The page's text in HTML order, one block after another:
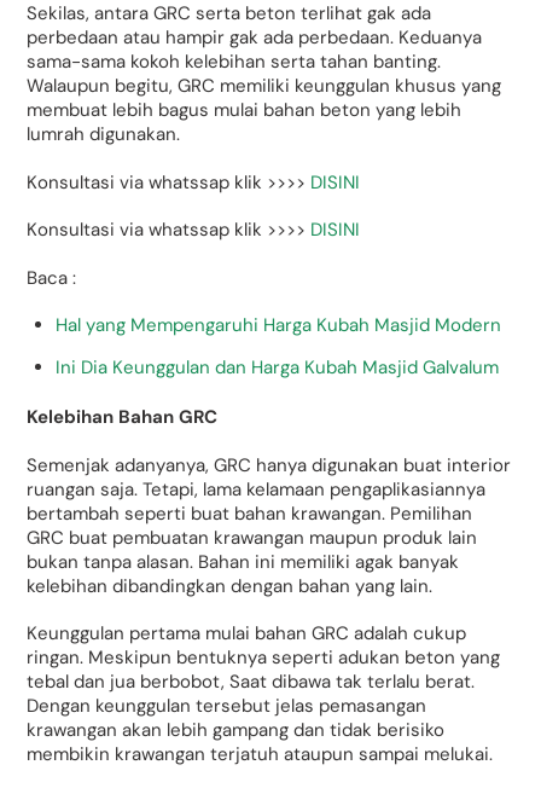
Sekilas, antara GRC serta beton terlihat gak ada
perbedaan atau hampir gak ada perbedaan. Keduanya
sama-sama kokoh kelebihan serta tahan banting.
Walaupun begitu, GRC memiliki keunggulan khusus yang
membuat lebih bagus mulai bahan beton yang lebih
lumrah digunakan.
Konsultasi via whatssap klik >>>> DISINI
Konsultasi via whatssap klik >>>> DISINI
Baca :
Hal yang Mempengaruhi Harga Kubah Masjid Modern
Ini Dia Keunggulan dan Harga Kubah Masjid Galvalum
Kelebihan Bahan GRC
Semenjak adanyanya, GRC hanya digunakan buat interior
ruangan saja. Tetapi, lama kelamaan pengaplikasiannya
bertambah seperti buat bahan krawangan. Pemilihan
GRC buat pembuatan krawangan maupun produk lain
bukan tanpa alasan. Bahan ini memiliki agak banyak
kelebihan dibandingkan dengan bahan yang lain.
Keunggulan pertama mulai bahan GRC adalah cukup
ringan. Meskipun bentuknya seperti adukan beton yang
tebal dan jua berbobot, Saat dibawa tak terlalu berat.
Dengan keunggulan tersebut jelas pemasangan
krawangan akan lebih gampang dan tidak berisiko
membikin krawangan terjatuh ataupun sampai melukai.